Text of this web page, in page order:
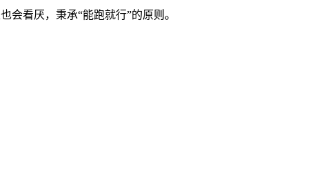
会看厌，秉承“能跑就行”的原则。